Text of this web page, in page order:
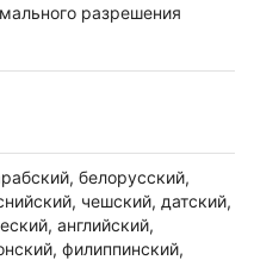
разрешения
белорусский,
чешский, датский,
английский,
филиппинский,